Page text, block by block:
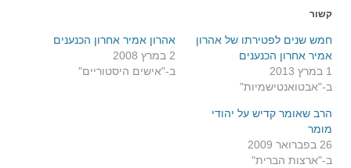
קשור
חמש שנים לפטירתו של אהרון
אמיר אחרון הכנענים
1 במרץ 2013
ב-"אבטואנטישמיות"
אהרון אמיר אחרון הכנענים
2 במרץ 2008
ב-"אישים היסטוריים"
הרב שאומר קדיש על יהודי
מומר
26 בפברואר 2009
ב-"ארצות הברית"